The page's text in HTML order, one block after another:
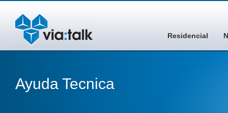
Residencial
Ayuda Tecnica